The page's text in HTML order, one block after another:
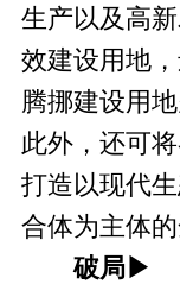
生产以及高
效建设用地
腾挪建设用
此外，还可
打造以现代
合体为主体的
破局▶